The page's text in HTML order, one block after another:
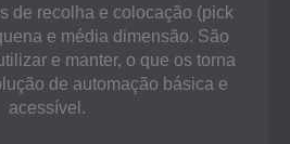
de recolha e colocação (pick
e média dimensão. São
e manter, o que os torna
de automação básica e
acessível.